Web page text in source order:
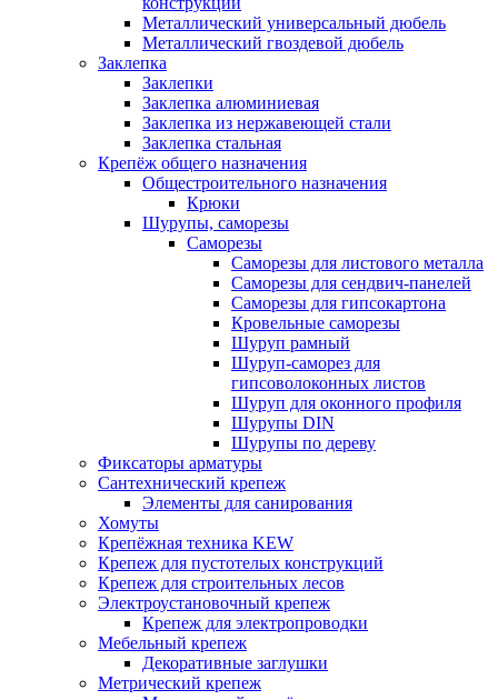
Металлический универсальный дюбель
Металлический гвоздевой дюбель
Заклепка
Заклепки
Заклепка алюминиевая
Заклепка из нержавеющей стали
Заклепка стальная
Крепёж общего назначения
Общестроительного назначения
Крюки
Шурупы, саморезы
Саморезы
Саморезы для листового металла
Саморезы для сендвич-панелей
Саморезы для гипсокартона
Кровельные саморезы
Шуруп рамный
Шуруп-саморез для
гипсоволоконных листов
Шуруп для оконного профиля
Шурупы DIN
Шурупы по дереву
Фиксаторы арматуры
Сантехнический крепеж
Элементы для санирования
Хомуты
Крепёжная техника KEW
Крепеж для пустотелых конструкций
Крепеж для строительных лесов
Электроустановочный крепеж
Крепеж для электропроводки
Мебельный крепеж
Декоративные заглушки
Метрический крепеж